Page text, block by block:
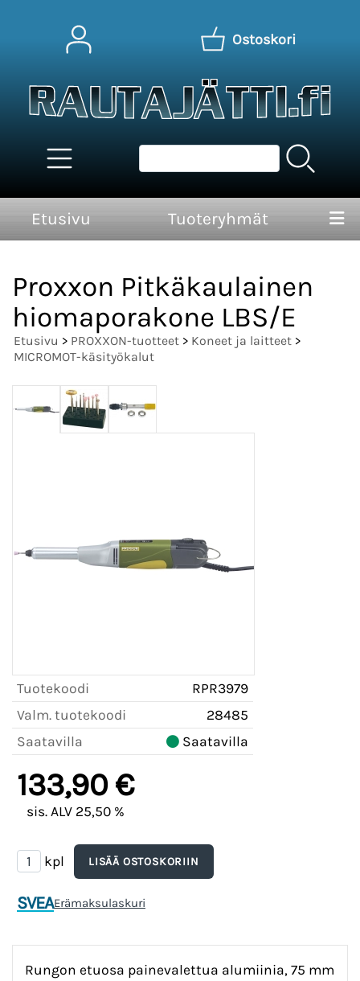
Ostoskori
Etusivu Tuoteryhmät
Proxxon Pitkäkaulainen
hiomaporakone LBS/E
Etusivu > PROXXON-tuotteet > Koneet ja laitteet >
MICROMOT-käsityökalut
Tuotekoodi
RPR3979
Valm. tuotekoodi
28485
Saatavilla
Saatavilla
133,90 €
sis. ALV 25,50 %
kpl
SVEAErämaksulaskuri
Rungon etuosa painevalettua alumiinia, 75 mm